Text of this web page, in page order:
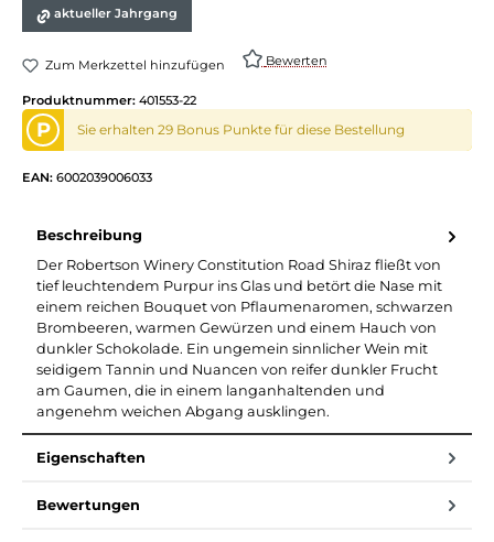
aktueller Jahrgang
Zum Merkzettel hinzufügen Bewerten
Produktnummer: 401553-22
P Sie erhalten 29 Bonus Punkte für diese Bestellung
EAN: 6002039006033
Beschreibung
Der Robertson Winery Constitution Road Shiraz fließt von
tief leuchtendem Purpur ins Glas und betört die Nase mit
einem reichen Bouquet von Pflaumenaromen, schwarzen
Brombeeren, warmen Gewürzen und einem Hauch von
dunkler Schokolade. Ein ungemein sinnlicher Wein mit
seidigem Tannin und Nuancen von reifer dunkler Frucht
am Gaumen, die in einem langanhaltenden und
angenehm weichen Abgang ausklingen.
Eigenschaften
Bewertungen